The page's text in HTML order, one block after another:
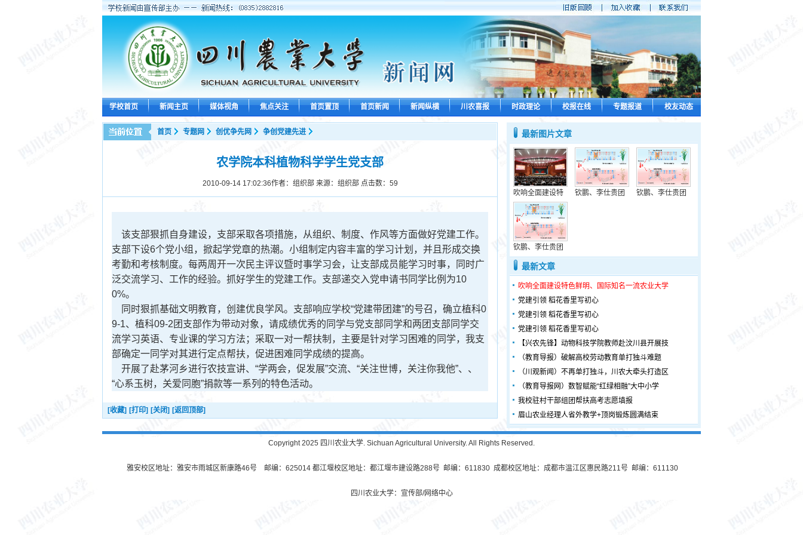
学校首页 新闻主页 媒体视角 焦点关注 首页置顶 首页新闻 新闻纵横 川农喜报 时政理论 校报在线 专题报道 校友动态
首页 专题网 创优争先网 争创党建先进
农学院本科植物科学学生党支部
2010-09-14 17:02:36作者：组织部 来源：组织部 点击数： 59
该支部狠抓自身建设，支部采取各项措施，从组织、制度、作风等方面做好党建工作。
支部下设6个党小组，掀起学党章的热潮。小组制定内容丰富的学习计划，并且形成交换
考勤和考核制度。每两周开一次民主评议暨时事学习会，让支部成员能学习时事，同时广
泛交流学习、工作的经验。抓好学生的党建工作。支部递交入党申请书同学比例为10
0%。
同时狠抓基础文明教育，创建优良学风。支部响应学校“党建带团建”的号召，确立植科0
9-1、植科09-2团支部作为带动对象，请成绩优秀的同学与党支部同学和两团支部同学交
流学习英语、专业课的学习方法；采取一对一帮扶制，主要是针对学习困难的同学，我支
部确定一同学对其进行定点帮扶，促进困难同学成绩的提高。
开展了赴茅河乡进行农技宣讲、“学两会，促发展”交流、“关注世博，关注你我他”、、
“心系玉树，关爱同胞”捐款等一系列的特色活动。
[收藏] [打印] [关闭] [返回顶部]
最新图片文章
吹响全面建设特 钦鹏、李仕贵团 钦鹏、李仕贵团
钦鹏、李仕贵团
最新文章
吹响全面建设特色鲜明、国际知名一流农业大学
党建引领 稻花香里写初心
党建引领 稻花香里写初心
党建引领 稻花香里写初心
【兴农先锋】动物科技学院教师赴汶川县开展技
（教育导报）破解高校劳动教育单打独斗难题
（川观新闻）不再单打独斗，川农大牵头打造区
（教育导报网）数智赋能“红绿相融”大中小学
我校驻村干部组团帮扶高考志愿填报
眉山农业经理人省外教学+顶岗锻炼圆满结束
Copyright 2025 四川农业大学. Sichuan Agricultural University. All Rights Reserved.
雅安校区地址：雅安市雨城区新康路46号 邮编：625014 都江堰校区地址：都江堰市建设路288号 邮编：611830 成都校区地址：成都市温江区惠民路211号 邮编：611130
四川农业大学：宣传部/网络中心